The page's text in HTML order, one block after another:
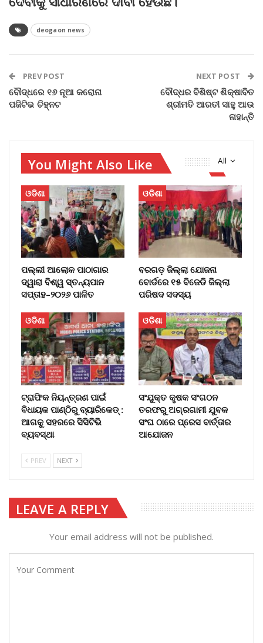
deogaon news
PREV POST
ବୌଦ୍ଧରେ ୧୬ ନୂଆ କରୋନା
ପଜିଟିଭ ଚିହ୍ନଟ
NEXT POST
ବୌଦ୍ଧର ବିଶିଷ୍ଟ ଶିକ୍ଷାବିତ
ଶ୍ରୀମତି ଆରତୀ ସାହୁ ଆଉ
ନାହାନ୍ତି
All
You Might Also Like
ଓଡିଶା
ପଲ୍ଲୀ ଆଲୋକ ପାଠାଗାର
ଦ୍ୱାରା ବିଶ୍ୱ ସ୍ତନ୍ୟପାନ
ସପ୍ତାହ–୨୦୨୬ ପାଳିତ
ଓଡିଶା
ବରଗଡ଼ ଜିଲ୍ଲା ଯୋଜନା
ବୋର୍ଡରେ ୧୫ ବିଜେଡି ଜିଲ୍ଲା
ପରିଷଦ ସଦସ୍ୟ
ଓଡିଶା
ଟ୍ରାଫିକ ନିୟନ୍ତ୍ରଣ ପାଇଁ
ବିଧାୟକ ପାଣ୍ଠିରୁ ବ୍ୟାରିକେଡ୍‌ :
ଆଗକୁ ସହରରେ ସିସିଟିଭି
ବ୍ୟବସ୍ଥା
ଓଡିଶା
ସଂଯୁକ୍ତ କୃଷକ ସଂଗଠନ
ତରଫରୁ ଅଗ୍ରଗାମୀ ଯୁବକ
ସଂଘ ଠାରେ ପ୍ରେସ ବାର୍ତ୍ତାର
ଆଯୋଜନ
PREV NEXT
LEAVE A REPLY
Your email address will not be published.